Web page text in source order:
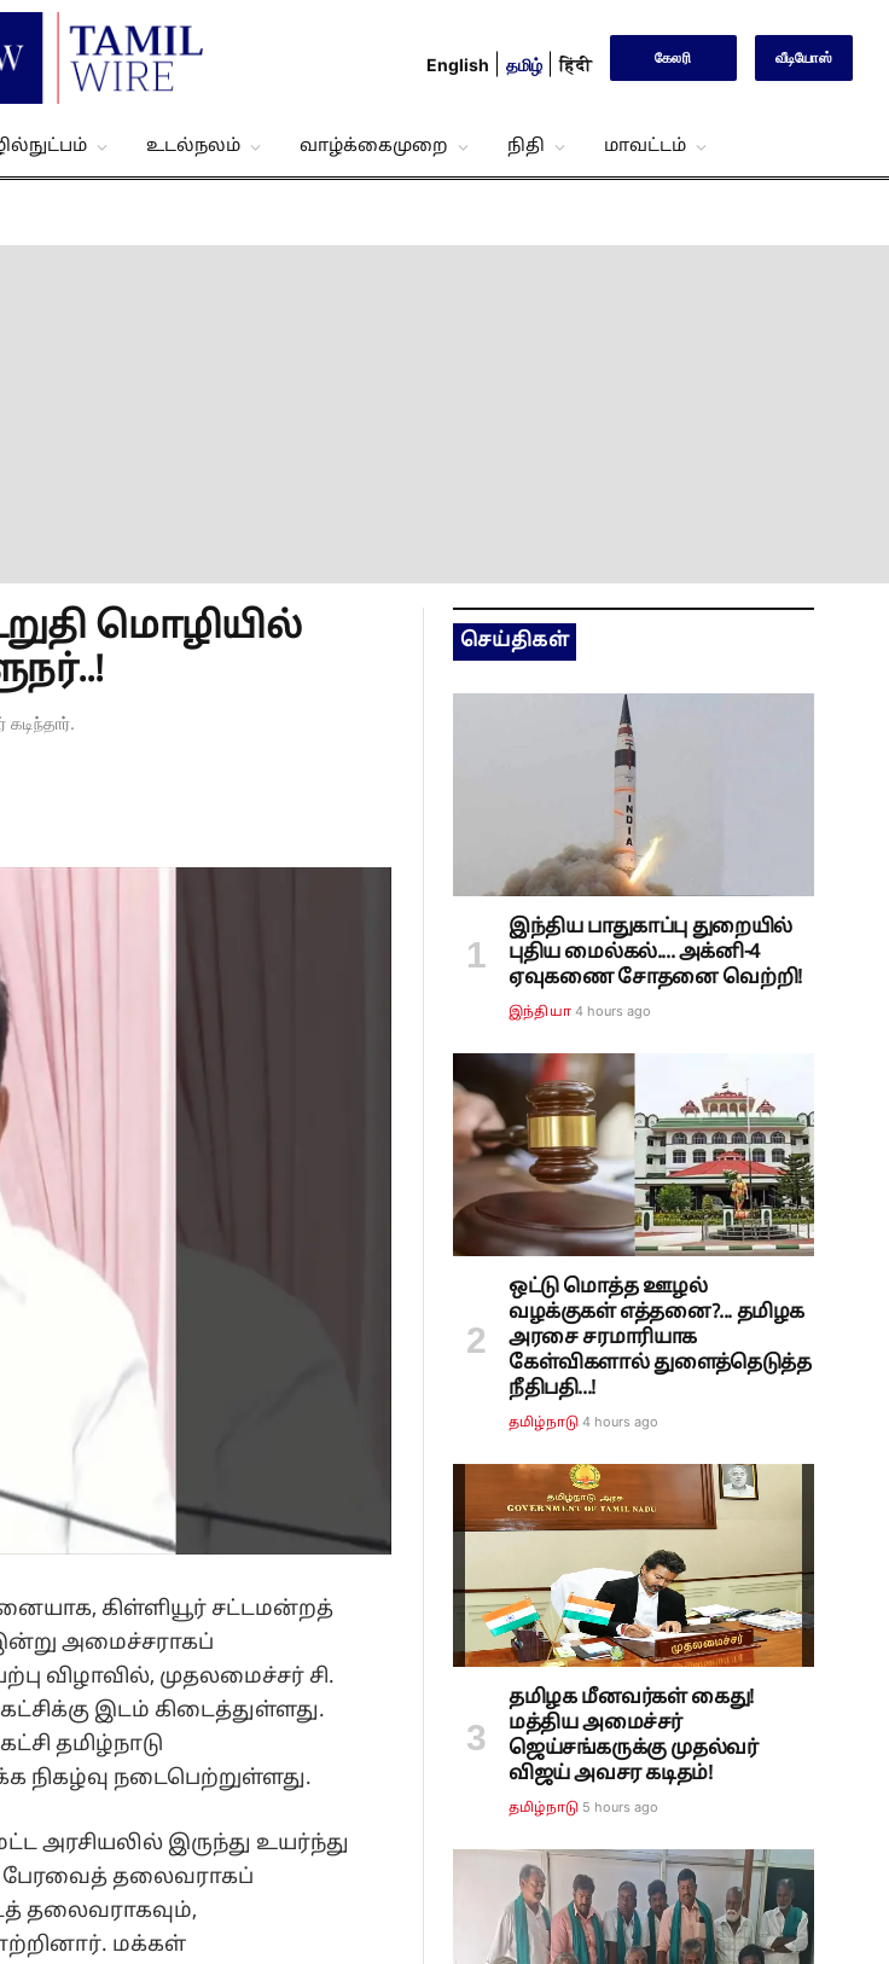
English தமிழ் हिंदी கேலரி வீடியோஸ்
உடல்நலம் வாழ்க்கைமுறை நிதி மாவட்டம்
மொழியில்
கிள்ளியூர் சட்டமன்றத்
அமைச்சராகப்
விழாவில், முதலமைச்சர் சி.
இடம் கிடைத்துள்ளது.
தமிழ்நாடு
நிகழ்வு நடைபெற்றுள்ளது.
அரசியலில் இருந்து உயர்ந்து
பேரவைத் தலைவராகப்
தலைவராகவும்,
மக்கள்
செய்திகள்
இந்திய பாதுகாப்பு துறையில்
புதிய மைல்கல்.... அக்னி-4
ஏவுகணை சோதனை வெற்றி!
இந்தியா 4 hours ago
ஒட்டு மொத்த ஊழல்
வழக்குகள் எத்தனை?... தமிழக
அரசை சரமாரியாக
கேள்விகளால் துளைத்தெடுத்த
நீதிபதி...!
தமிழ்நாடு 4 hours ago
தமிழக மீனவர்கள் கைது!
மத்திய அமைச்சர்
ஜெய்சங்கருக்கு முதல்வர்
விஜய் அவசர கடிதம்!
தமிழ்நாடு 5 hours ago